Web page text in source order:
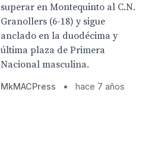
superar en Montequinto al C.N.
Granollers (6-18) y sigue
anclado en la duodécima y
última plaza de Primera
Nacional masculina.
MkMACPress • hace 7 años